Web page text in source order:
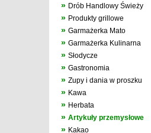
» Drób Handlowy Świeży
» Produkty grillowe
» Garmażerka Mato
» Garmażerka Kulinarna
» Słodycze
» Gastronomia
» Zupy i dania w proszku
» Kawa
» Herbata
» Artykuły przemysłowe
» Kakao